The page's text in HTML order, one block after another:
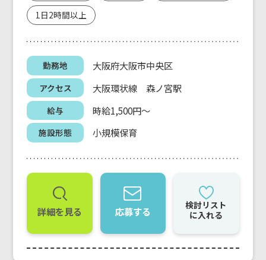
1日2時間以上
勤務地 大阪府大阪市中央区
アクセス 大阪環状線 森ノ宮駅
給与 時給1,500円～
施設形態 小規模保育
詳細を見る 応募する
検討リスト
に入れる